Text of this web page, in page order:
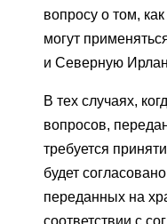
вопросу о том,
могут
и Северную
В тех случаях,
вопросов,
требуется
будет
переданных на